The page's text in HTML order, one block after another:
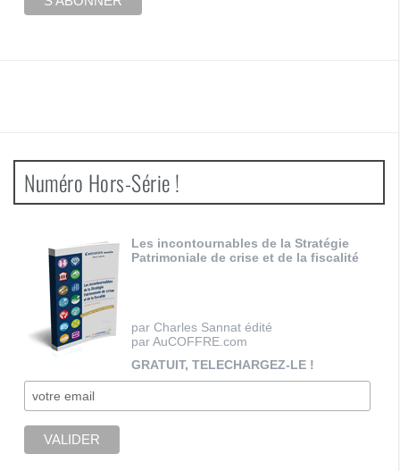
Numéro Hors-Série !
Les incontournables de la Stratégie
Patrimoniale de crise et de la fiscalité
par Charles Sannat édité
par AuCOFFRE.com
GRATUIT, TELECHARGEZ-LE !